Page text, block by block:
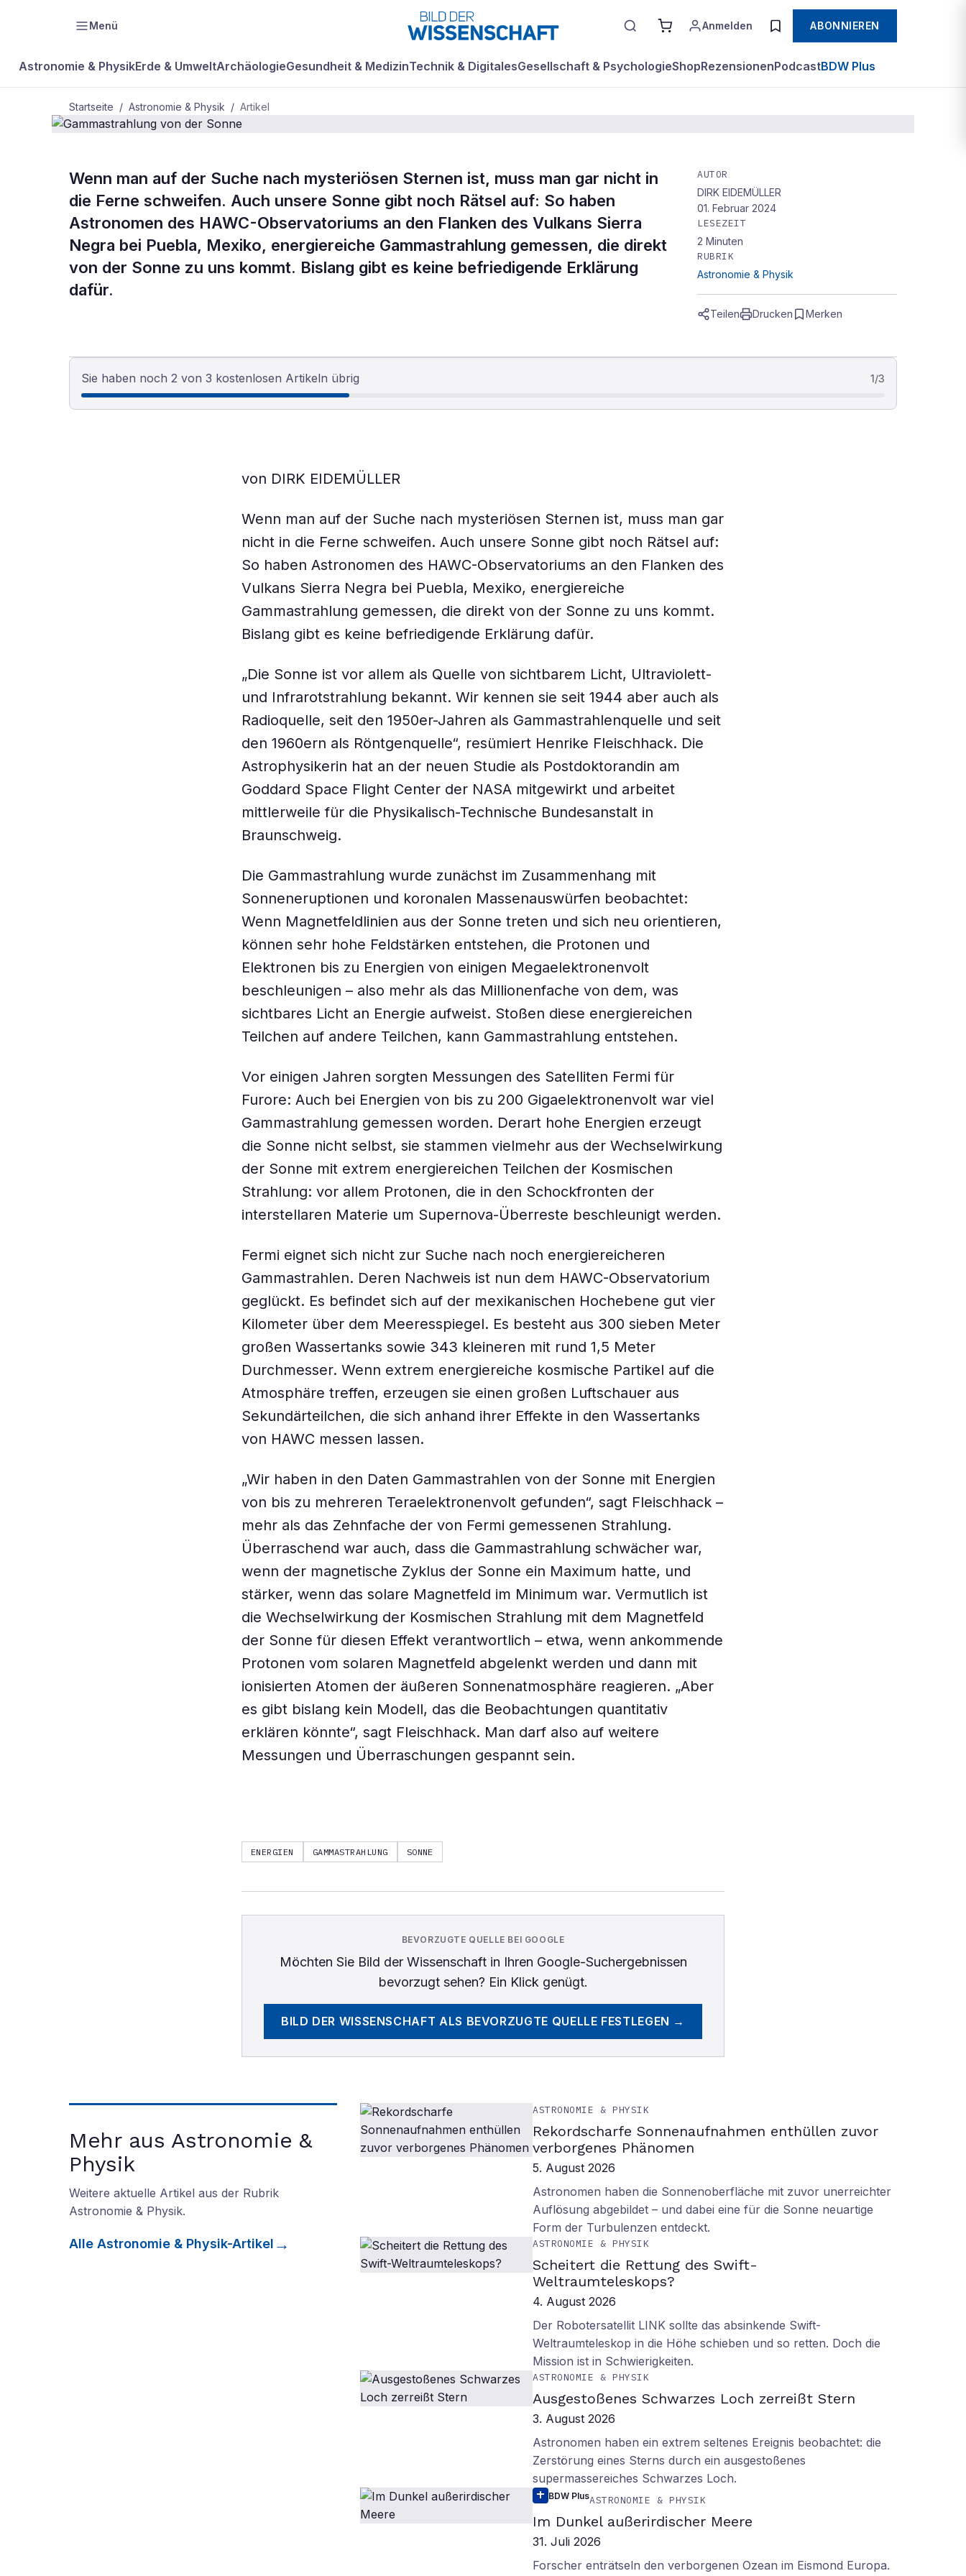
Menü Anmelden ABONNIEREN
Astronomie & PhysikErde & UmweltArchäologieGesundheit & MedizinTechnik & DigitalesGesellschaft & PsychologieShopRezensionenPodcastBDW Plus
Startseite / Astronomie & Physik / Artikel
BDW PlusASTRONOMIE & PHYSIK
Gammastrahlung von der
Sonne
Wenn man auf der Suche nach mysteriösen Sternen ist, muss man gar nicht in
die Ferne schweifen. Auch unsere Sonne gibt noch Rätsel auf: So haben
Astronomen des HAWC-Observatoriums an den Flanken des Vulkans Sierra
Negra bei Puebla, Mexiko, energiereiche Gammastrahlung gemessen, die direkt
von der Sonne zu uns kommt. Bislang gibt es keine befriedigende Erklärung
dafür.
AUTOR
DIRK EIDEMÜLLER
01. Februar 2024
LESEZEIT
2 Minuten
RUBRIK
Astronomie & Physik
Teilen Drucken Merken
Sie haben noch 2 von 3 kostenlosen Artikeln übrig 1/3
von DIRK EIDEMÜLLER
Wenn man auf der Suche nach mysteriösen Sternen ist, muss man gar
nicht in die Ferne schweifen. Auch unsere Sonne gibt noch Rätsel auf:
So haben Astronomen des HAWC-Observatoriums an den Flanken des
Vulkans Sierra Negra bei Puebla, Mexiko, energiereiche
Gammastrahlung gemessen, die direkt von der Sonne zu uns kommt.
Bislang gibt es keine befriedigende Erklärung dafür.
„Die Sonne ist vor allem als Quelle von sichtbarem Licht, Ultraviolett-
und Infrarotstrahlung bekannt. Wir kennen sie seit 1944 aber auch als
Radioquelle, seit den 1950er-Jahren als Gammastrahlenquelle und seit
den 1960ern als Röntgenquelle“, resümiert Henrike Fleischhack. Die
Astrophysikerin hat an der neuen Studie als Postdoktorandin am
Goddard Space Flight Center der NASA mitgewirkt und arbeitet
mittlerweile für die Physikalisch-Technische Bundesanstalt in
Braunschweig.
Die Gammastrahlung wurde zunächst im Zusammenhang mit
Sonneneruptionen und koronalen Massenauswürfen beobachtet:
Wenn Magnetfeldlinien aus der Sonne treten und sich neu orientieren,
können sehr hohe Feldstärken entstehen, die Protonen und
Elektronen bis zu Energien von einigen Megaelektronenvolt
beschleunigen – also mehr als das Millionenfache von dem, was
sichtbares Licht an Energie aufweist. Stoßen diese energiereichen
Teilchen auf andere Teilchen, kann Gammastrahlung entstehen.
Vor einigen Jahren sorgten Messungen des Satelliten Fermi für
Furore: Auch bei Energien von bis zu 200 Gigaelektronenvolt war viel
Gammastrahlung gemessen worden. Derart hohe Energien erzeugt
die Sonne nicht selbst, sie stammen vielmehr aus der Wechselwirkung
der Sonne mit extrem energiereichen Teilchen der Kosmischen
Strahlung: vor allem Protonen, die in den Schockfronten der
interstellaren Materie um Supernova-Überreste beschleunigt werden.
Fermi eignet sich nicht zur Suche nach noch energiereicheren
Gammastrahlen. Deren Nachweis ist nun dem HAWC-Observatorium
geglückt. Es befindet sich auf der mexikanischen Hochebene gut vier
Kilometer über dem Meeresspiegel. Es besteht aus 300 sieben Meter
großen Wassertanks sowie 343 kleineren mit rund 1,5 Meter
Durchmesser. Wenn extrem energiereiche kosmische Partikel auf die
Atmosphäre treffen, erzeugen sie einen großen Luftschauer aus
Sekundärteilchen, die sich anhand ihrer Effekte in den Wassertanks
von HAWC messen lassen.
„Wir haben in den Daten Gammastrahlen von der Sonne mit Energien
von bis zu mehreren Teraelektronenvolt gefunden“, sagt Fleischhack –
mehr als das Zehnfache der von Fermi gemessenen Strahlung.
Überraschend war auch, dass die Gammastrahlung schwächer war,
wenn der magnetische Zyklus der Sonne ein Maximum hatte, und
stärker, wenn das solare Magnetfeld im Minimum war. Vermutlich ist
die Wechselwirkung der Kosmischen Strahlung mit dem Magnetfeld
der Sonne für diesen Effekt verantwortlich – etwa, wenn ankommende
Protonen vom solaren Magnetfeld abgelenkt werden und dann mit
ionisierten Atomen der äußeren Sonnenatmosphäre reagieren. „Aber
es gibt bislang kein Modell, das die Beobachtungen quantitativ
erklären könnte“, sagt Fleischhack. Man darf also auf weitere
Messungen und Überraschungen gespannt sein.
ENERGIEN GAMMASTRAHLUNG SONNE
BEVORZUGTE QUELLE BEI GOOGLE
Möchten Sie Bild der Wissenschaftin Ihren Google-Suchergebnissen
bevorzugt sehen? Ein Klick genügt.
BILD DER WISSENSCHAFT ALS BEVORZUGTE QUELLE FESTLEGEN →
Mehr aus Astronomie &
Physik
Weitere aktuelle Artikel aus der Rubrik
Astronomie & Physik.
Alle Astronomie & Physik-Artikel
ASTRONOMIE & PHYSIK
Rekordscharfe Sonnenaufnahmen enthüllen zuvor
verborgenes Phänomen
5. August 2026
Astronomen haben die Sonnenoberfläche mit zuvor unerreichter
Auflösung abgebildet – und dabei eine für die Sonne neuartige
Form der Turbulenzen entdeckt.
ASTRONOMIE & PHYSIK
Scheitert die Rettung des Swift-
Weltraumteleskops?
4. August 2026
Der Robotersatellit LINK sollte das absinkende Swift-
Weltraumteleskop in die Höhe schieben und so retten. Doch die
Mission ist in Schwierigkeiten.
ASTRONOMIE & PHYSIK
Ausgestoßenes Schwarzes Loch zerreißt Stern
3. August 2026
Astronomen haben ein extrem seltenes Ereignis beobachtet: die
Zerstörung eines Sterns durch ein ausgestoßenes
supermassereiches Schwarzes Loch.
BDW PlusASTRONOMIE & PHYSIK
Im Dunkel außerirdischer Meere
31. Juli 2026
Forscher enträtseln den verborgenen Ozean im Eismond Europa.